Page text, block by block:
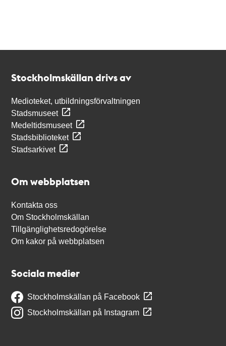
Stockholmskällan drivs av
Medioteket, utbildningsförvaltningen
Stadsmuseet
Medeltidsmuseet
Stadsbiblioteket
Stadsarkivet
Om webbplatsen
Kontakta oss
Om Stockholmskällan
Tillgänglighetsredogörelse
Om kakor på webbplatsen
Sociala medier
Stockholmskällan på Facebook
Stockholmskällan på Instagram